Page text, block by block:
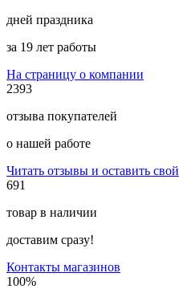
дней праздника
за 19 лет работы
На страницу о компании
2393
отзыва покупателей
о нашей работе
Читать отзывы и оставить свой
691
товар в наличии
доставим сразу!
Контакты магазинов
100%